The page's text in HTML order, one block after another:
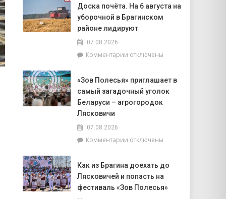
стоит
прислушаться
интуиции
депутатского
корпуса
во
председателем
депутатов
Инной
Михаленко
в
местности
Доска почёта. На 6 августа на
уборочной в Брагинском
районе лидируют
07.08.2026
Комментариик
почёта.
На
6
в
лидируют
отключены
«Зов Полесья» приглашает в
самый загадочный уголок
Беларуси – агрогородок
Лясковичи
07.08.2026
Комментариик
Полесья»
приглашает
в
отключены
Как из Брагина доехать до
Лясковичей и попасть на
фестиваль «Зов Полесья»